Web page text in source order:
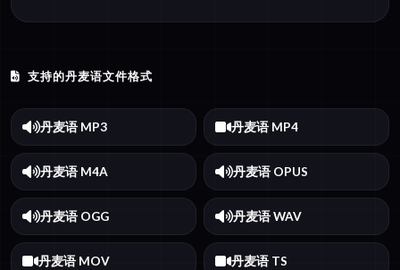
支持的丹麦语文件格式
丹麦语 MP3 丹麦语 MP4
丹麦语 M4A 丹麦语 OPUS
丹麦语 OGG 丹麦语 WAV
丹麦语 MOV 丹麦语 TS